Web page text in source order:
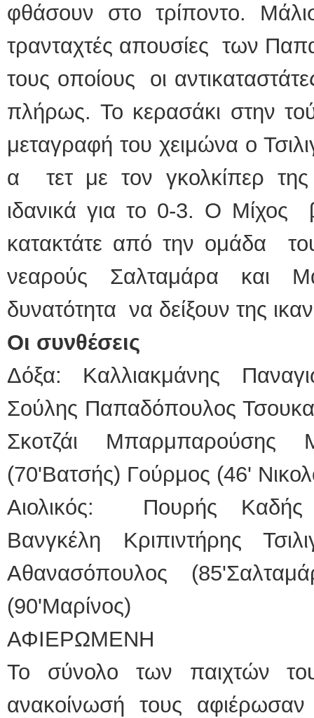
φθάσουν στο τρίποντο.
τρανταχτές απουσίες των
τους οποίους οι
πλήρως. Το κερασάκι στην
μεταγραφή του χειμώνα ο
α τετ με τον γκολκίπερ
ιδανικά για το 0-3. Ο Μίχος
κατακτάτε από την ομάδα
νεαρούς Σαλταμάρα και
δυνατότητα να δείξουν της
Οι συνθέσεις
Δόξα: Καλλιακμάνης
Σούλης Παπαδόπουλος
Σκοτζάι Μπαρμπαρούσης
(70'Βατσής) Γούρμος (46'
Αιολικός: Πουρής Καδής
Βανγκέλη Κριπιντήρης
Αθανασόπουλος
(90'Μαρίνος)
ΑΦΙΕΡΩΜΕΝΗ
Το σύνολο των παιχτών
ανακοίνωσή τους